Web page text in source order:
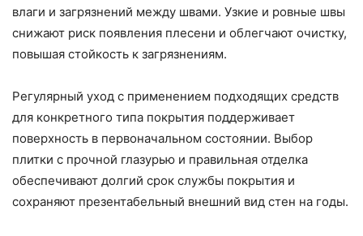
влаги и загрязнений между швами. Узкие и ровные швы
снижают риск появления плесени и облегчают очистку,
повышая стойкость к загрязнениям.
Регулярный уход с применением подходящих средств
для конкретного типа покрытия поддерживает
поверхность в первоначальном состоянии. Выбор
плитки с прочной глазурью и правильная отделка
обеспечивают долгий срок службы покрытия и
сохраняют презентабельный внешний вид стен на годы.